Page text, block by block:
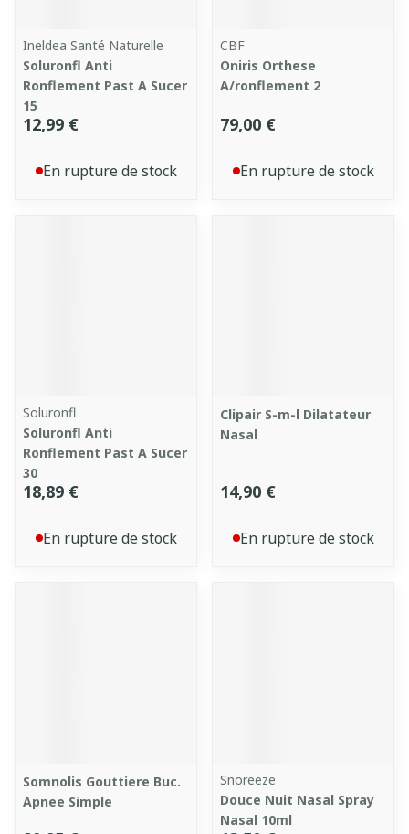
Ineldea Santé Naturelle
Soluronfl Anti
Ronflement Past A Sucer
15
12,99 €
En rupture de stock
CBF
Oniris Orthese
A/ronflement 2
79,00 €
En rupture de stock
Soluronfl
Soluronfl Anti
Ronflement Past A Sucer
30
18,89 €
En rupture de stock
Clipair S-m-l Dilatateur
Nasal
14,90 €
En rupture de stock
Somnolis Gouttiere Buc.
Apnee Simple
Snoreeze
Douce Nuit Nasal Spray
Nasal 10ml